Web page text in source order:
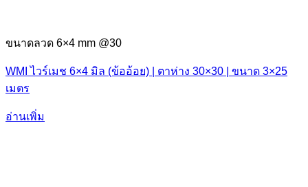
ขนาดลวด 6×4 mm @30
WMI ไวร์เมช 6×4 มิล (ข้ออ้อย) | ตาห่าง 30×30 | ขนาด 3×25
เมตร
อ่านเพิ่ม